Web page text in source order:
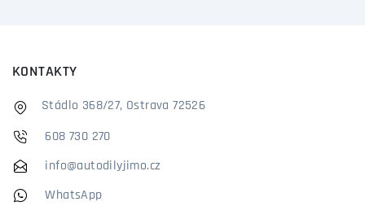
KONTAKTY
Stádlo 368/27, Ostrava 72526
608 730 270
info@autodilyjimo.cz
WhatsApp